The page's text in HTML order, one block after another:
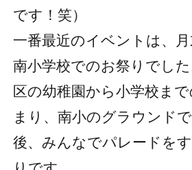
です！笑）
一番最近のイベントは、
南小学校でのお祭りでし
区の幼稚園から小学校ま
まり、南小のグラウンド
後、みんなでパレードを